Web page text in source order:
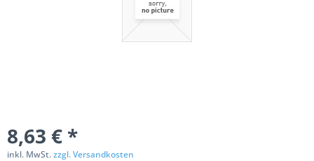
8,63 € *
inkl. MwSt.zzgl. Versandkosten